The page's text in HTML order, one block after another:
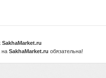
SakhaMarket.ru
на SakhaMarket.ru обязательна!